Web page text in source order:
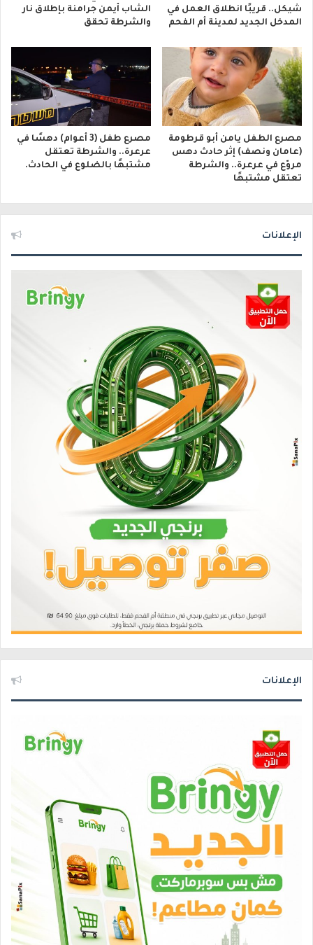
شيكل.. قريبًا انطلاق العمل في
المدخل الجديد لمدينة أم الفحم
الشاب أيمن جرامنة بإطلاق نار
والشرطة تحقق
مصرع الطفل يامن أبو قرطومة
(عامان ونصف) إثر حادث دهس
مروّع في عرعرة.. والشرطة
تعتقل مشتبهًا
مصرع طفل (3 أعوام) دهسًا في
عرعرة.. والشرطة تعتقل
مشتبهًا بالضلوع في الحادث.
الإعلانات
الإعلانات